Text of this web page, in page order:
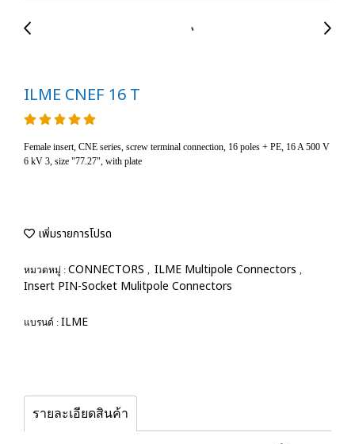
ILME CNEF 16 T
Female insert, CNE series, screw terminal connection, 16 poles + PE, 16 A 500 V
6 kV 3, size "77.27", with plate
เพิ่มรายการโปรด
หมวดหมู่ : CONNECTORS , ILME Multipole Connectors ,
Insert PIN-Socket Mulitpole Connectors
แบรนด์ : ILME
รายละเอียดสินค้า